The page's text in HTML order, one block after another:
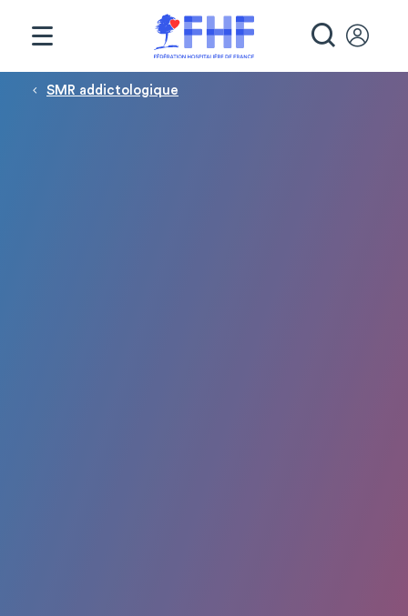
Fil d'Ariane
SMR addictologique
Panneau de gestion des cookies